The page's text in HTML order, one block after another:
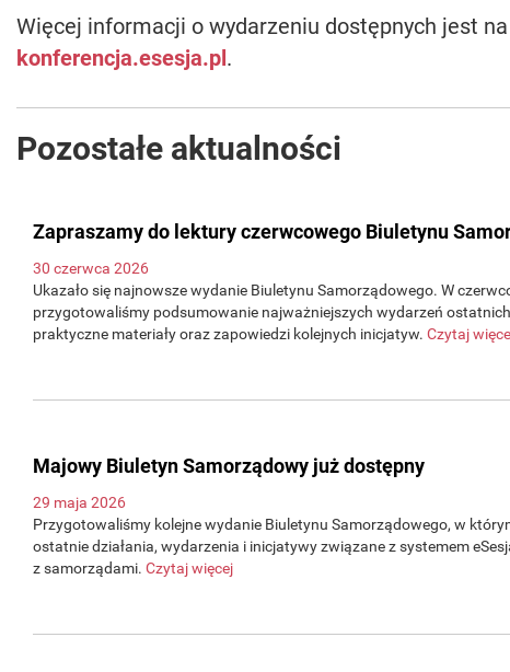
Więcej informacji o wydarzeniu dostępnych jest
konferencja.esesja.pl .
Pozostałe aktualności
Zapraszamy do lektury czerwcowego Biuletynu
30 czerwca 2026
Ukazało się najnowsze wydanie Biuletynu Samorządowego. W
przygotowaliśmy podsumowanie najważniejszych wydarzeń
praktyczne materiały oraz zapowiedzi kolejnych inicjatyw. Czytaj
Majowy Biuletyn Samorządowy już dostępny
29 maja 2026
Przygotowaliśmy kolejne wydanie Biuletynu Samorządowego, w
ostatnie działania, wydarzenia i inicjatywy związane z systemem
z samorządami. Czytaj więcej